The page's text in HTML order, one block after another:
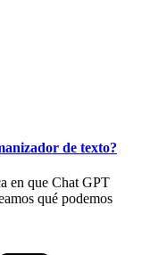
de texto?
en que Chat GPT
qué podemos